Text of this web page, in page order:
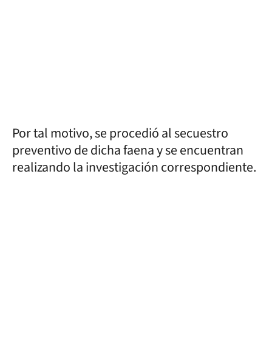
Por tal motivo, se procedió al secuestro
preventivo de dicha faena y se encuentran
realizando la investigación correspondiente.